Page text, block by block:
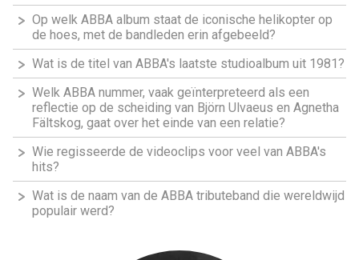
Op welk ABBA album staat de iconische helikopter op
de hoes, met de bandleden erin afgebeeld?
Wat is de titel van ABBA's laatste studioalbum uit 1981?
Welk ABBA nummer, vaak geïnterpreteerd als een
reflectie op de scheiding van Björn Ulvaeus en Agnetha
Fältskog, gaat over het einde van een relatie?
Wie regisseerde de videoclips voor veel van ABBA's
hits?
Wat is de naam van de ABBA tributeband die wereldwijd
populair werd?